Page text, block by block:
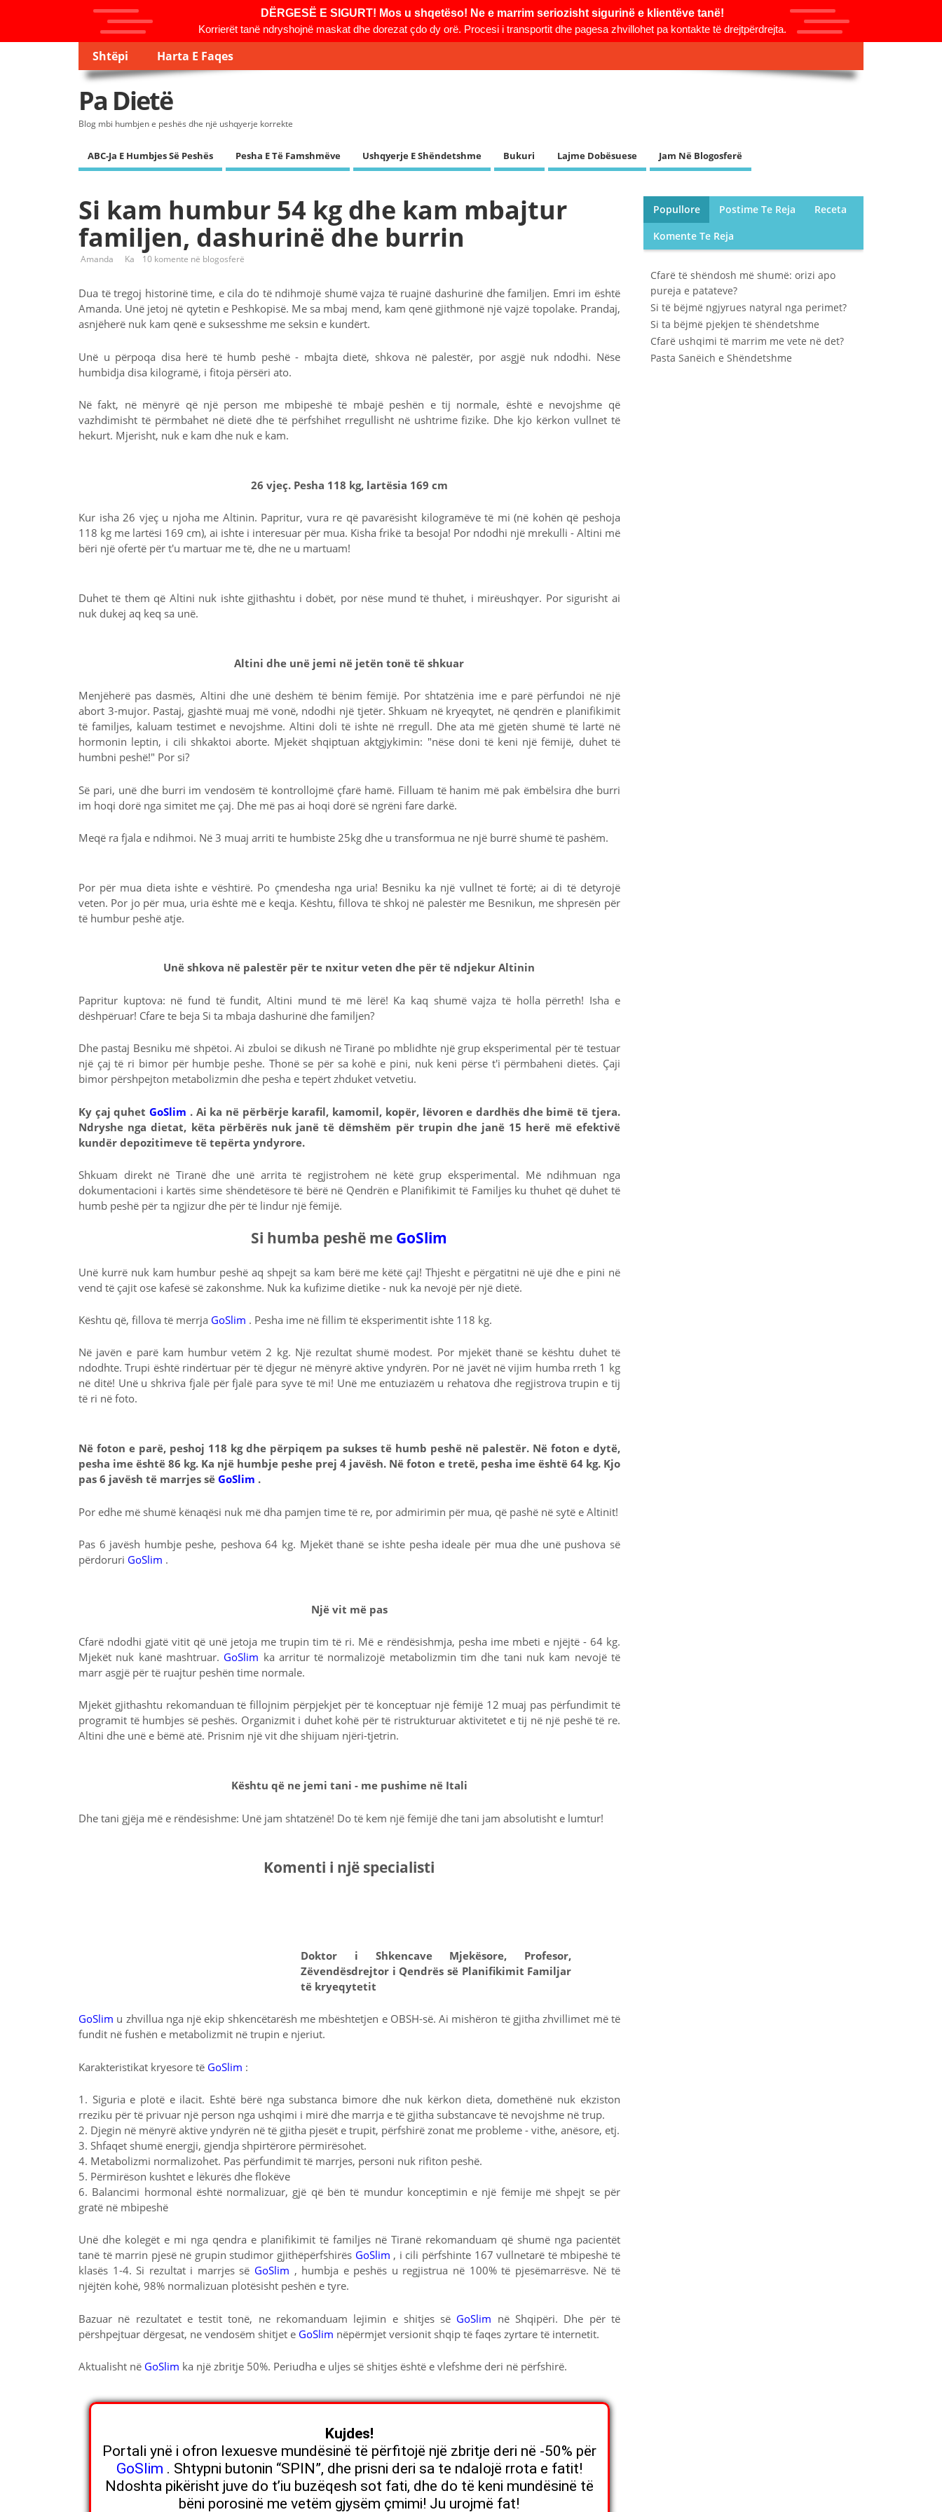
DËRGESË E SIGURT! Mos u shqetëso! Ne e marrim seriozisht sigurinë e klientëve tanë!
Korrierët tanë ndryshojnë maskat dhe dorezat çdo dy orë. Procesi i transportit dhe pagesa zhvillohet pa kontakte të drejtpërdrejta.
Shtëpi Harta E Faqes
Pa Dietë
Blog mbi humbjen e peshës dhe një ushqyerje korrekte
ABC-Ja E Humbjes Së Peshës Pesha E Të Famshmëve Ushqyerje E Shëndetshme Bukuri Lajme Dobësuese Jam Në Blogosferë
Si kam humbur 54 kg dhe kam mbajtur
familjen, dashurinë dhe burrin
Amanda Ka 10 komente në blogosferë
Dua të tregoj historinë time, e cila do të ndihmojë shumë vajza të ruajnë dashurinë dhe familjen. Emri im është
Amanda. Unë jetoj në qytetin e Peshkopisë. Me sa mbaj mend, kam qenë gjithmonë një vajzë topolake. Prandaj,
asnjëherë nuk kam qenë e suksesshme me seksin e kundërt.
Unë u përpoqa disa herë të humb peshë - mbajta dietë, shkova në palestër, por asgjë nuk ndodhi. Nëse
humbidja disa kilogramë, i fitoja përsëri ato.
Në fakt, në mënyrë që një person me mbipeshë të mbajë peshën e tij normale, është e nevojshme që
vazhdimisht të përmbahet në dietë dhe të përfshihet rregullisht në ushtrime fizike. Dhe kjo kërkon vullnet të
hekurt. Mjerisht, nuk e kam dhe nuk e kam.
26 vjeç. Pesha 118 kg, lartësia 169 cm
Kur isha 26 vjeç u njoha me Altinin. Papritur, vura re që pavarësisht kilogramëve të mi (në kohën që peshoja
118 kg me lartësi 169 cm), ai ishte i interesuar për mua. Kisha frikë ta besoja! Por ndodhi një mrekulli - Altini më
bëri një ofertë për t'u martuar me të, dhe ne u martuam!
Duhet të them që Altini nuk ishte gjithashtu i dobët, por nëse mund të thuhet, i mirëushqyer. Por sigurisht ai
nuk dukej aq keq sa unë.
Altini dhe unë jemi në jetën tonë të shkuar
Menjëherë pas dasmës, Altini dhe unë deshëm të bënim fëmijë. Por shtatzënia ime e parë përfundoi në një
abort 3-mujor. Pastaj, gjashtë muaj më vonë, ndodhi një tjetër. Shkuam në kryeqytet, në qendrën e planifikimit
të familjes, kaluam testimet e nevojshme. Altini doli të ishte në rregull. Dhe ata më gjetën shumë të lartë në
hormonin leptin, i cili shkaktoi aborte. Mjekët shqiptuan aktgjykimin: "nëse doni të keni një fëmijë, duhet të
humbni peshë!" Por si?
Së pari, unë dhe burri im vendosëm të kontrollojmë çfarë hamë. Filluam të hanim më pak ëmbëlsira dhe burri
im hoqi dorë nga simitet me çaj. Dhe më pas ai hoqi dorë së ngrëni fare darkë.
Meqë ra fjala e ndihmoi. Në 3 muaj arriti te humbiste 25kg dhe u transformua ne një burrë shumë të pashëm.
Por për mua dieta ishte e vështirë. Po çmendesha nga uria! Besniku ka një vullnet të fortë; ai di të detyrojë
veten. Por jo për mua, uria është më e keqja. Kështu, fillova të shkoj në palestër me Besnikun, me shpresën për
të humbur peshë atje.
Unë shkova në palestër për te nxitur veten dhe për të ndjekur Altinin
Papritur kuptova: në fund të fundit, Altini mund të më lërë! Ka kaq shumë vajza të holla përreth! Isha e
dëshpëruar! Cfare te beja Si ta mbaja dashurinë dhe familjen?
Dhe pastaj Besniku më shpëtoi. Ai zbuloi se dikush në Tiranë po mblidhte një grup eksperimental për të testuar
një çaj të ri bimor për humbje peshe. Thonë se për sa kohë e pini, nuk keni përse t'i përmbaheni dietës. Çaji
bimor përshpejton metabolizmin dhe pesha e tepërt zhduket vetvetiu.
Ky çaj quhetGoSlim . Ai ka në përbërje karafil, kamomil, kopër, lëvoren e dardhës dhe bimë të tjera.
Ndryshe nga dietat, këta përbërës nuk janë të dëmshëm për trupin dhe janë 15 herë më efektivë
kundër depozitimeve të tepërta yndyrore.
Shkuam direkt në Tiranë dhe unë arrita të regjistrohem në këtë grup eksperimental. Më ndihmuan nga
dokumentacioni i kartës sime shëndetësore të bërë në Qendrën e Planifikimit të Familjes ku thuhet që duhet të
humb peshë për ta ngjizur dhe për të lindur një fëmijë.
Si humba peshë me GoSlim
Unë kurrë nuk kam humbur peshë aq shpejt sa kam bërë me këtë çaj! Thjesht e përgatitni në ujë dhe e pini në
vend të çajit ose kafesë së zakonshme. Nuk ka kufizime dietike - nuk ka nevojë për një dietë.
Kështu që, fillova të merrja GoSlim . Pesha ime në fillim të eksperimentit ishte 118 kg.
Në javën e parë kam humbur vetëm 2 kg. Një rezultat shumë modest. Por mjekët thanë se kështu duhet të
ndodhte. Trupi është rindërtuar për të djegur në mënyrë aktive yndyrën. Por në javët në vijim humba rreth 1 kg
në ditë! Unë u shkriva fjalë për fjalë para syve të mi! Unë me entuziazëm u rehatova dhe regjistrova trupin e tij
të ri në foto.
Në foton e parë, peshoj 118 kg dhe përpiqem pa sukses të humb peshë në palestër. Në foton e dytë,
pesha ime është 86 kg. Ka një humbje peshe prej 4 javësh. Në foton e tretë, pesha ime është 64 kg. Kjo
pas 6 javësh të marrjes së GoSlim .
Por edhe më shumë kënaqësi nuk më dha pamjen time të re, por admirimin për mua, që pashë në sytë e Altinit!
Pas 6 javësh humbje peshe, peshova 64 kg. Mjekët thanë se ishte pesha ideale për mua dhe unë pushova së
përdoruri GoSlim .
Një vit më pas
Cfarë ndodhi gjatë vitit që unë jetoja me trupin tim të ri. Më e rëndësishmja, pesha ime mbeti e njëjtë - 64 kg.
Mjekët nuk kanë mashtruar. GoSlim ka arritur të normalizojë metabolizmin tim dhe tani nuk kam nevojë të
marr asgjë për të ruajtur peshën time normale.
Mjekët gjithashtu rekomanduan të fillojnim përpjekjet për të konceptuar një fëmijë 12 muaj pas përfundimit të
programit të humbjes së peshës. Organizmit i duhet kohë për të ristrukturuar aktivitetet e tij në një peshë të re.
Altini dhe unë e bëmë atë. Prisnim një vit dhe shijuam njëri-tjetrin.
Kështu që ne jemi tani - me pushime në Itali
Dhe tani gjëja më e rëndësishme: Unë jam shtatzënë! Do të kem një fëmijë dhe tani jam absolutisht e lumtur!
Komenti i një specialisti
Doktor i Shkencave Mjekësore, Profesor,
Zëvendësdrejtor i Qendrës së Planifikimit Familjar
të kryeqytetit
GoSlim u zhvillua nga një ekip shkencëtarësh me mbështetjen e OBSH-së. Ai mishëron të gjitha zhvillimet më të
fundit në fushën e metabolizmit në trupin e njeriut.
Karakteristikat kryesore të GoSlim :
1. Siguria e plotë e ilacit. Eshtë bërë nga substanca bimore dhe nuk kërkon dieta, domethënë nuk ekziston
rreziku për të privuar një person nga ushqimi i mirë dhe marrja e të gjitha substancave të nevojshme në trup.
2. Djegin në mënyrë aktive yndyrën në të gjitha pjesët e trupit, përfshirë zonat me probleme - vithe, anësore, etj.
3. Shfaqet shumë energji, gjendja shpirtërore përmirësohet.
4. Metabolizmi normalizohet. Pas përfundimit të marrjes, personi nuk rifiton peshë.
5. Përmirëson kushtet e lëkurës dhe flokëve
6. Balancimi hormonal është normalizuar, gjë që bën të mundur konceptimin e një fëmije më shpejt se për
gratë në mbipeshë
Unë dhe kolegët e mi nga qendra e planifikimit të familjes në Tiranë rekomanduam që shumë nga pacientët
tanë të marrin pjesë në grupin studimor gjithëpërfshirës GoSlim , i cili përfshinte 167 vullnetarë të mbipeshë të
klasës 1-4. Si rezultat i marrjes së GoSlim , humbja e peshës u regjistrua në 100% të pjesëmarrësve. Në të
njëjtën kohë, 98% normalizuan plotësisht peshën e tyre.
Bazuar në rezultatet e testit tonë, ne rekomanduam lejimin e shitjes së GoSlim në Shqipëri. Dhe për të
përshpejtuar dërgesat, ne vendosëm shitjet e GoSlim nëpërmjet versionit shqip të faqes zyrtare të internetit.
Aktualisht në GoSlim ka një zbritje 50%. Periudha e uljes së shitjes është e vlefshme deri në përfshirë.
Kujdes!
Portali ynë i ofron lexuesve mundësinë të përfitojë një zbritje deri në -50% për
GoSlim . Shtypni butonin “SPIN”, dhe prisni deri sa te ndalojë rrota e fatit!
Ndoshta pikërisht juve do t’iu buzëqesh sot fati, dhe do të keni mundësinë të
bëni porosinë me vetëm gjysëm çmimi! Ju urojmë fat!
Popullore Postime Te Reja Receta
Komente Te Reja
Cfarë të shëndosh më shumë: orizi apo
pureja e patateve?
Si të bëjmë ngjyrues natyral nga perimet?
Si ta bëjmë pjekjen të shëndetshme
Cfarë ushqimi të marrim me vete në det?
Pasta Sanëich e Shëndetshme